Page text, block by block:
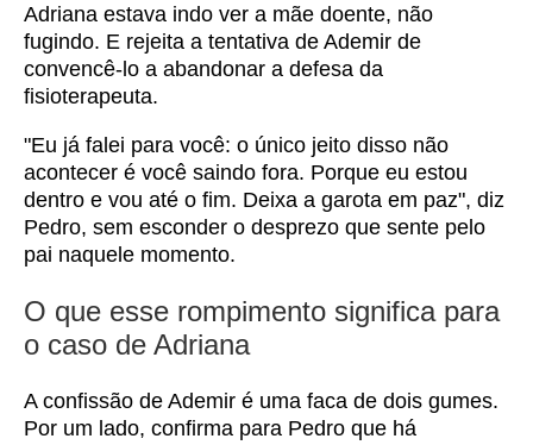
Adriana estava indo ver a mãe doente, não
fugindo. E rejeita a tentativa de Ademir de
convencê-lo a abandonar a defesa da
fisioterapeuta.
"Eu já falei para você: o único jeito disso não
acontecer é você saindo fora. Porque eu estou
dentro e vou até o fim. Deixa a garota em paz", diz
Pedro, sem esconder o desprezo que sente pelo
pai naquele momento.
O que esse rompimento significa para
o caso de Adriana
A confissão de Ademir é uma faca de dois gumes.
Por um lado, confirma para Pedro que há